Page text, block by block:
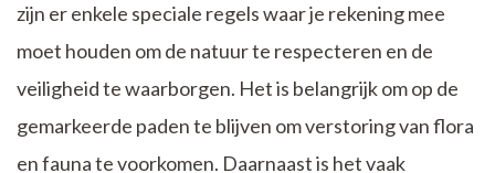
zijn er enkele speciale regels waar je rekening mee
moet houden om de natuur te respecteren en de
veiligheid te waarborgen. Het is belangrijk om op de
gemarkeerde paden te blijven om verstoring van flora
en fauna te voorkomen. Daarnaast is het vaak